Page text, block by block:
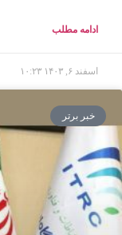
ادامه مطلب
اسفند ۶, ۱۴۰۳ ۱۰:۲۳
خبر برتر